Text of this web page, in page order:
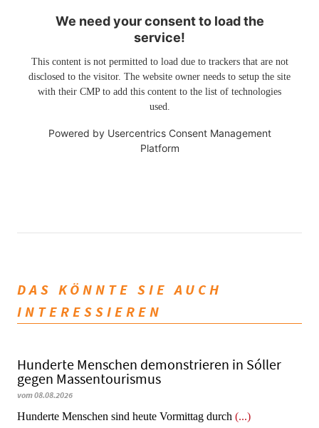
We need your consent to load the
service!
This content is not permitted to load due to trackers that are not
disclosed to the visitor. The website owner needs to setup the site
with their CMP to add this content to the list of technologies
used.
Powered by Usercentrics Consent Management
Platform
DAS KÖNNTE SIE AUCH
INTERESSIEREN
Hunderte Menschen demonstrieren in Sóller
gegen Massentourismus
vom 08.08.2026
Hunderte Menschen sind heute Vormittag durch (...)